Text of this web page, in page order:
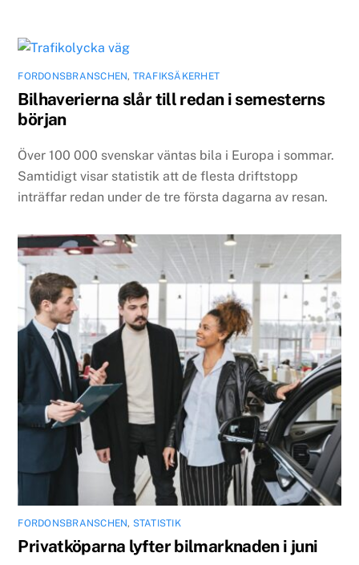
FORDONSBRANSCHEN, TRAFIKSÄKERHET
Bilhaverierna slår till redan i semesterns
början
Över 100 000 svenskar väntas bila i Europa i sommar.
Samtidigt visar statistik att de flesta driftstopp
inträffar redan under de tre första dagarna av resan.
FORDONSBRANSCHEN, STATISTIK
Privatköparna lyfter bilmarknaden i juni